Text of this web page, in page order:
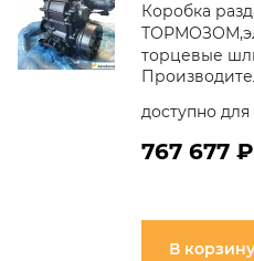
Коробка
торцевые
доступно для
767 677 ₽
В корзину